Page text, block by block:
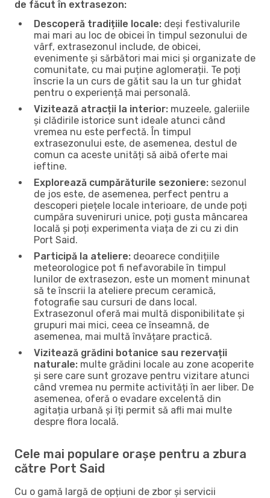
de făcut în extrasezon:
Descoperă tradițiile locale: deși festivalurile
mai mari au loc de obicei în timpul sezonului de
vârf, extrasezonul include, de obicei,
evenimente și sărbători mai mici și organizate de
comunitate, cu mai puține aglomerații. Te poți
înscrie la un curs de gătit sau la un tur ghidat
pentru o experiență mai personală.
Vizitează atracții la interior: muzeele, galeriile
și clădirile istorice sunt ideale atunci când
vremea nu este perfectă. În timpul
extrasezonului este, de asemenea, destul de
comun ca aceste unități să aibă oferte mai
ieftine.
Explorează cumpărăturile sezoniere: sezonul
de jos este, de asemenea, perfect pentru a
descoperi piețele locale interioare, de unde poți
cumpăra suveniruri unice, poți gusta mâncarea
locală și poți experimenta viața de zi cu zi din
Port Said.
Participă la ateliere: deoarece condițiile
meteorologice pot fi nefavorabile în timpul
lunilor de extrasezon, este un moment minunat
să te înscrii la ateliere precum ceramică,
fotografie sau cursuri de dans local.
Extrasezonul oferă mai multă disponibilitate și
grupuri mai mici, ceea ce înseamnă, de
asemenea, mai multă învățare practică.
Vizitează grădini botanice sau rezervații
naturale: multe grădini locale au zone acoperite
și sere care sunt grozave pentru vizitare atunci
când vremea nu permite activități în aer liber. De
asemenea, oferă o evadare excelentă din
agitația urbană și îți permit să afli mai multe
despre flora locală.
Cele mai populare orașe pentru a zbura
către Port Said
Cu o gamă largă de opțiuni de zbor și servicii